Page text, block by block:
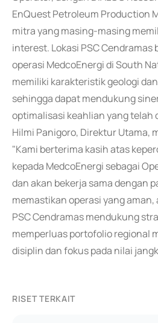
EnQuest Petroleum Production
mitra yang masing-masing
interest. Lokasi PSC Cendramas
operasi MedcoEnergi di South
memiliki karakteristik geologi
sehingga dapat mendukung
optimalisasi keahlian yang telah
Hilmi Panigoro, Direktur Utama,
"Kami berterima kasih atas
kepada MedcoEnergi sebagai
dan akan bekerja sama dengan
memastikan operasi yang
PSC Cendramas mendukung
memperluas portofolio regional
disiplin dan fokus pada nilai
RISET TERKAIT